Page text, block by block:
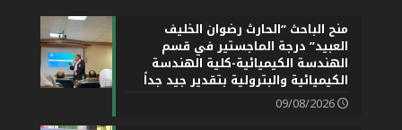
منح الباحث “الحارث رضوان الخليف
العبيد” درجة الماجستير في قسم
الهندسة الكيميائية-كلية الهندسة
الكيميائية والبترولية بتقدير جيد جداً
09/08/2026